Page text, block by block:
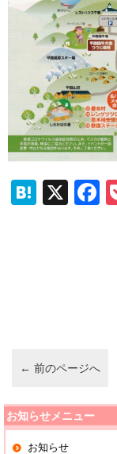
H
X
F
k
← 前のページへ
お知らせメニュー
お知らせ